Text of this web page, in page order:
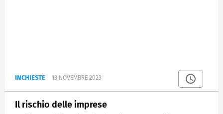
INCHIESTE 13 NOVEMBRE 2023
Il rischio delle imprese